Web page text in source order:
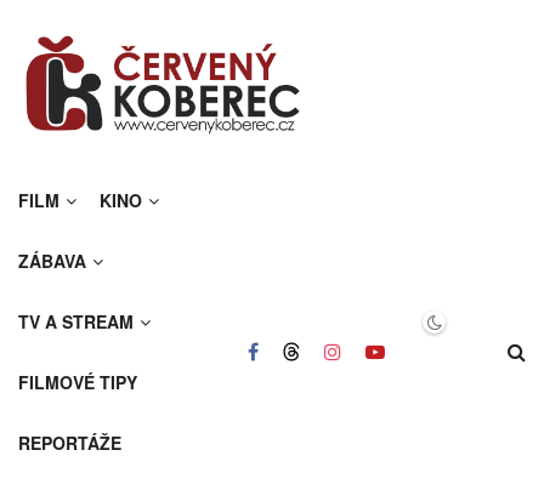
FILM KINO
ZÁBAVA
TV A STREAM
FILMOVÉ TIPY
REPORTÁŽE